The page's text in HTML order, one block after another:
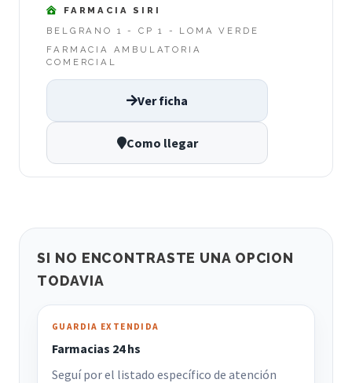
FARMACIA SIRI
BELGRANO 1 - CP 1 - LOMA VERDE
FARMACIA AMBULATORIA
COMERCIAL
Ver ficha
Como llegar
SI NO ENCONTRASTE UNA OPCION
TODAVIA
GUARDIA EXTENDIDA
Farmacias 24 hs
Seguí por el listado específico de atención